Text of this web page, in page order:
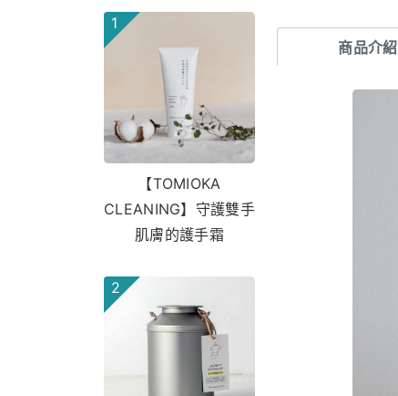
1
【TOMIOKA
CLEANING】守護雙手
肌膚的護手霜
2
商品介紹